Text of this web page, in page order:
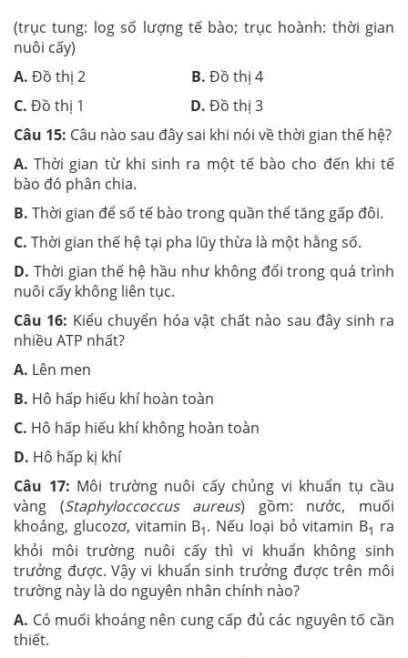
(trục tung: log số lượng tế bào; trục hoành: thời gian
nuôi cấy)
A. Đồ thị 2 B. Đồ thị 4
C. Đồ thị 1 D. Đồ thị 3
Câu 15: Câu nào sau đây sai khi nói về thời gian thế hệ?
A. Thời gian từ khi sinh ra một tế bào cho đến khi tế
bào đó phân chia.
B. Thời gian để số tế bào trong quần thể tăng gấp đôi.
C. Thời gian thế hệ tại pha lũy thừa là một hằng số.
D. Thời gian thế hệ hầu như không đổi trong quá trình
nuôi cấy không liên tục.
Câu 16: Kiểu chuyển hóa vật chất nào sau đây sinh ra
nhiều ATP nhất?
A. Lên men
B. Hô hấp hiếu khí hoàn toàn
C. Hô hấp hiếu khí không hoàn toàn
D. Hô hấp kị khí
Câu 17: Môi trường nuôi cấy chủng vi khuẩn tụ cầu
vàng (Staphyloccoccus aureus) gồm: nước, muối
khoáng, glucozơ, vitamin B1. Nếu loại bỏ vitamin B1 ra
khỏi môi trường nuôi cấy thì vi khuẩn không sinh
trưởng được. Vậy vi khuẩn sinh trưởng được trên môi
trường này là do nguyên nhân chính nào?
A. Có muối khoáng nên cung cấp đủ các nguyên tố cần
thiết.